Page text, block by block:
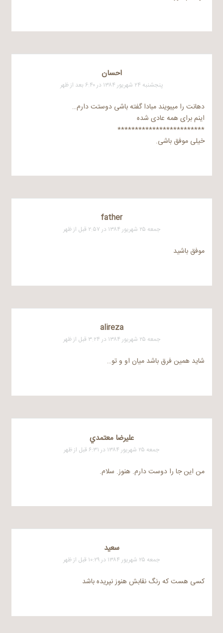
احسان
پنجشنبه ۲۴ شهریور ۱۳۸۴ در ۶:۴۰ بعد از ظهر
دهانت را میبویند مبادا گفته باشی دوستت دارم…
اینم برای همه عادی شده
*************************
خیلی موفق باشی.
father
جمعه ۲۵ شهریور ۱۳۸۴ در ۲:۵۷ قبل از ظهر
موفق باشید
alireza
جمعه ۲۵ شهریور ۱۳۸۴ در ۳:۲۴ قبل از ظهر
شاید همین فرق باشد میان او و تو…
عليرضا معتمدي
جمعه ۲۵ شهریور ۱۳۸۴ در ۶:۳۱ قبل از ظهر
من این جا را دوست دارم. هنوز. سلام.
سعيد
جمعه ۲۵ شهریور ۱۳۸۴ در ۱۰:۲۹ قبل از ظهر
کسی هست که رنگ نقابش هنوز نپریده باشد